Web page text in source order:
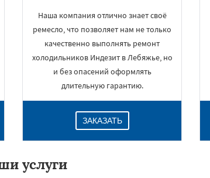
Наша компания отлично знает своё
ремесло, что позволяет нам не только
качественно выполнять ремонт
холодильников Индезит в Лебяжье, но
и без опасений оформлять
длительную гарантию.
ЗАКАЗАТЬ
услуги